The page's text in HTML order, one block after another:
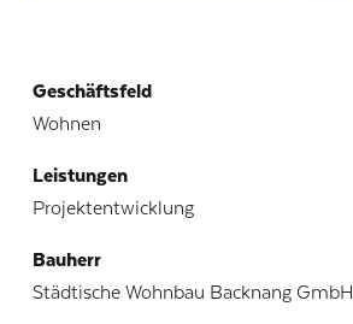
Geschäftsfeld
Wohnen
Leistungen
Projektentwicklung
Bauherr
Städtische Wohnbau Backnang GmbH